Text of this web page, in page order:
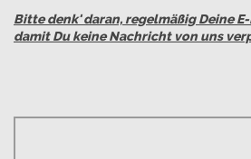
Bitte denk' daran, regelmäßig Deine
damit Du keine Nachricht von uns